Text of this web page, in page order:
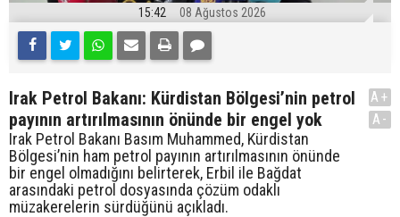
15:42 08 Ağustos 2026
Irak Petrol Bakanı: Kürdistan Bölgesi’nin petrol
payının artırılmasının önünde bir engel yok
Irak Petrol Bakanı Basım Muhammed, Kürdistan
Bölgesi’nin ham petrol payının artırılmasının önünde
bir engel olmadığını belirterek, Erbil ile Bağdat
arasındaki petrol dosyasında çözüm odaklı
müzakerelerin sürdüğünü açıkladı.
A+
A-